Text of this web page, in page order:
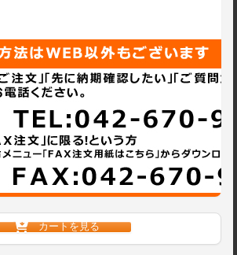
カートを見る